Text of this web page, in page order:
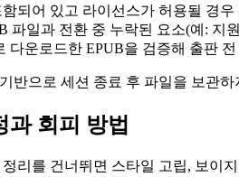
되어 있고 라이선스가 허용될 경우
파일과 전환 중 누락된 요소(예: 지
다운로드한 EPUB을 검증해 출판
반으로 세션 종료 후 파일을 보관
과 회피 방법
정리를 건너뛰면 스타일 고립, 보이